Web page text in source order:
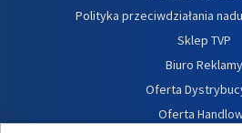
Polityka przeciwdziałania
Sklep TVP
Biuro Reklamy
Oferta
Oferta